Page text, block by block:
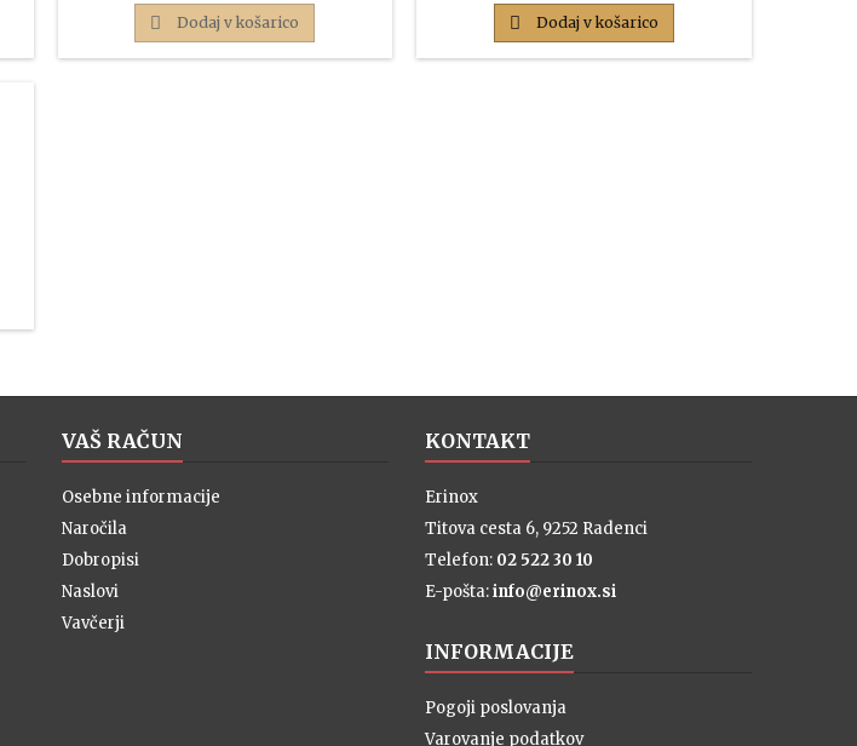
 Dodaj v košarico  Dodaj v košarico
VAŠ RAČUN
Osebne informacije
Naročila
Dobropisi
Naslovi
Vavčerji
KONTAKT
Erinox
Titova cesta 6, 9252 Radenci
Telefon: 02 522 30 10
E-pošta:info@erinox.si
INFORMACIJE
Pogoji poslovanja
Varovanje podatkov